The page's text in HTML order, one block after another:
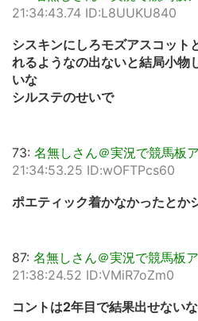
21:34:43.74 ID:L8UUKU840
シスキンにしろモズアスコット
れるようなの出ないと結局小物
いな
シルステのせいで
73: 名無しさん＠実況で競馬板
21:34:53.25 ID:wOFTPcs60
ポエティック着かなかったとか
87: 名無しさん＠実況で競馬板
21:38:24.52 ID:VMiR7oZm0
コントは2年目で結果出せない